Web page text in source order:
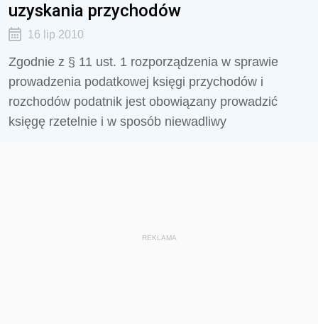
uzyskania przychodów
16 lip 2010
Zgodnie z § 11 ust. 1 rozporządzenia w sprawie
prowadzenia podatkowej księgi przychodów i
rozchodów podatnik jest obowiązany prowadzić
księgę rzetelnie i w sposób niewadliwy
REKLAMA